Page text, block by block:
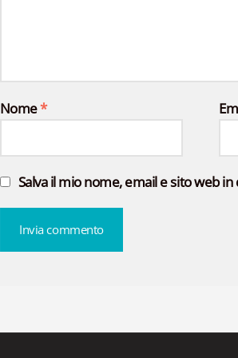
Nome*
Salva il mio nome, email e sito web